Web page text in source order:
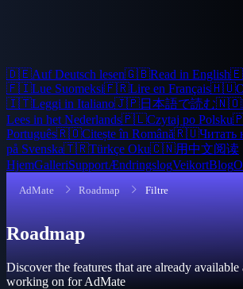
🇩🇪Auf Deutsch lesen🇬🇧Read in English
🇫🇮Lue Suomeksi🇫🇷Lire en Français🇭🇺
🇮🇹Leggi in Italiano🇯🇵日本語で読む🇳🇴
Lees in het Nederlands🇵🇱Czytaj po Polsku
Português🇷🇴Citește în Română🇷🇺Читать
på Svenska🇹🇷Türkçe Oku🇨🇳用中文阅读
HjemGalleriSupportÆndringslogVeikortBlog
AdMate Roadmap Filtre
Roadmap
Discover the features that are already available
working on for AdMate